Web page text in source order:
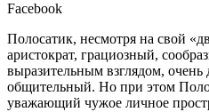
Facebook
Полосатик, несмотря на свой
аристократ, грациозный,
выразительным взглядом,
общительный. Но при этом
уважающий чужое личное